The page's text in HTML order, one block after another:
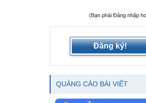
(Bạn phải Đăng nhập
Đăng ký!
QUẢNG CÁO BÀI VIẾT